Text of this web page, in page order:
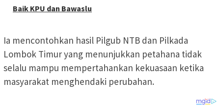
Baik KPU dan Bawaslu
Ia mencontohkan hasil Pilgub NTB dan Pilkada
Lombok Timur yang menunjukkan petahana tidak
selalu mampu mempertahankan kekuasaan ketika
masyarakat menghendaki perubahan.